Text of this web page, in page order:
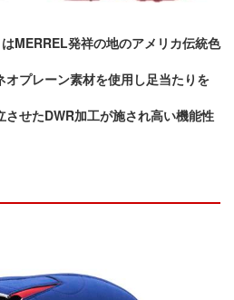
MERREL発祥の地のアメリカ伝統色
オプレーン素材を使用し足当たりを
させたDWR加工が施され高い機能性